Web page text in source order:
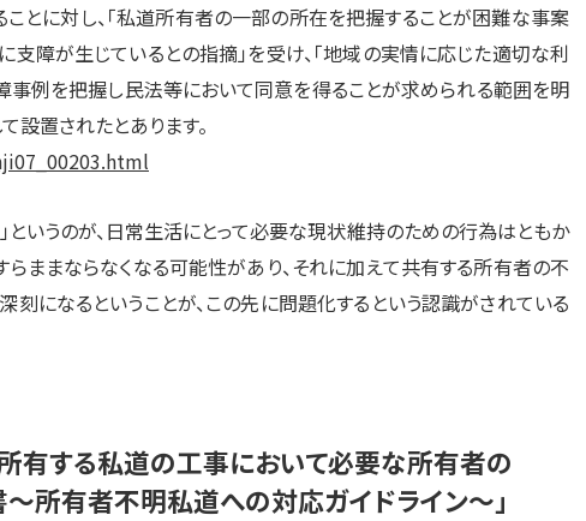
とに対し、「私道所有者の一部の所在を把握することが困難な事案
障が生じているとの指摘」を受け、「地域の実情に応じた適切な利
事例を把握し民法等において同意を得ることが求められる範囲を明
設置されたとあります。
というのが、日常生活にとって必要な現状維持のための行為はともか
ままならなくなる可能性があり、それに加えて共有する所有者の不
になるということが、この先に問題化するという認識がされている
有する私道の工事において必要な所有者の
所有者不明私道への対応ガイドライン～」